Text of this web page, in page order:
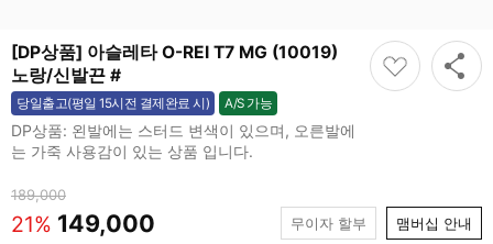
[DP상품] 아슬레타 O-REI T7 MG (10019)
노랑/신발끈 #
당일출고(평일 15시전 결제완료 시) A/S 가능
가능
DP상품: 왼발에는 스터드 변색이 있으며, 오른발에
는 가죽 사용감이 있는 상품 입니다.
189,000
21% 149,000 무이자 할부 맴버십 안내